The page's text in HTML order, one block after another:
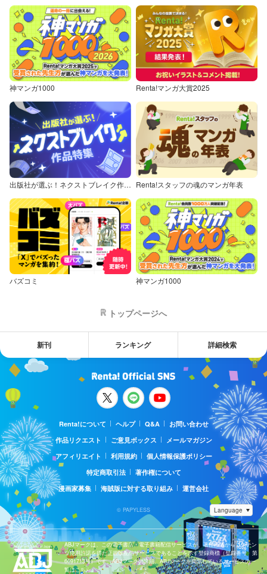
神マンガ1000 Renta!マンガ大賞2025
出版社が選ぶ！ネクストブレイク作品特集 Renta!スタッフの魂のマンガ年表
バズコミ 神マンガ1000
トップページへ
新刊 ランキング 詳細検索
Renta!について ヘルプ Q&A
お問い合わせ
作品リクエスト
ご意見ボックス
メールマガジン
アフィリエイト
利用規約
個人情報保護ポリシー
特定商取引法
著作権について
漫画家募集
海賊版に対する取り組み 運営会社
© PAPYLESS
ABJマークは、この電子書店・電子書籍配信サービスが、著作権者からコンテン
ツ使用許諾を得た正規版配信サービスであることを示す登録商標（登録番号 第
6091713号）です。ABJマークの詳細、ABJマークを掲示しているサービスの一
覧はこちら。